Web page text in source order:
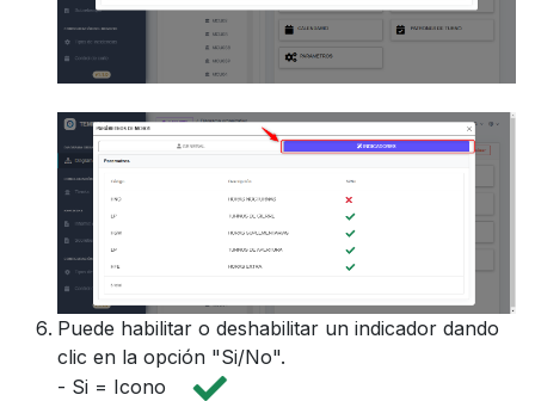
Puede habilitar o deshabilitar un indicador dando
clic en la opción "Si/No".
- Si = Icono